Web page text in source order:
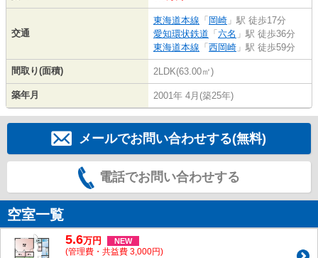
交通
東海道本線 「 岡崎 」駅 徒歩17分
愛知環状鉄道 「 六名 」駅 徒歩36分
東海道本線 「 西岡崎 」駅 徒歩59分
間取り(面積) 2LDK(63.00㎡)
築年月 2001年 4月(築25年)
メールでお問い合わせする(無料)
電話でお問い合わせする
空室一覧
5.6万円 NEW
(管理費・共益費 3,000円)